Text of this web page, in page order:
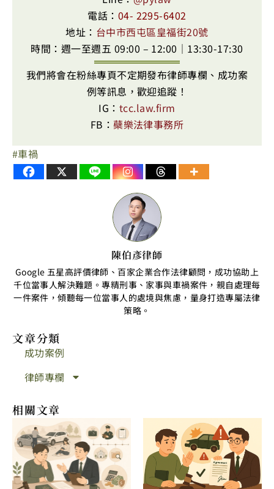
電話： 04- 2295-6402
地址： 台中市西屯區皇福街20號
時間：週一至週五 09:00 – 12:00｜13:30-17:30
我們將會在粉絲專頁不定期發布律師專欄、成功案
例等訊息，歡迎追蹤！
IG： tcc.law.firm
FB：蘗樂法律事務所
車禍
陳伯彥律師
Google 五星高評價律師、百家企業合作法律顧問，成功協助上
千位當事人解決難題。專精刑事、家事與車禍案件，親自處理每
一件案件，傾聽每一位當事人的處境與焦慮，量身打造專屬法律
策略。
文章分類
成功案例
律師專欄
相關文章